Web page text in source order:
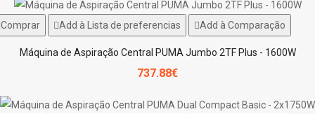
Comprar Add à Lista de preferencias Add à Comparação
Máquina de Aspiração Central PUMA Jumbo 2TF Plus - 1600W
737.88€